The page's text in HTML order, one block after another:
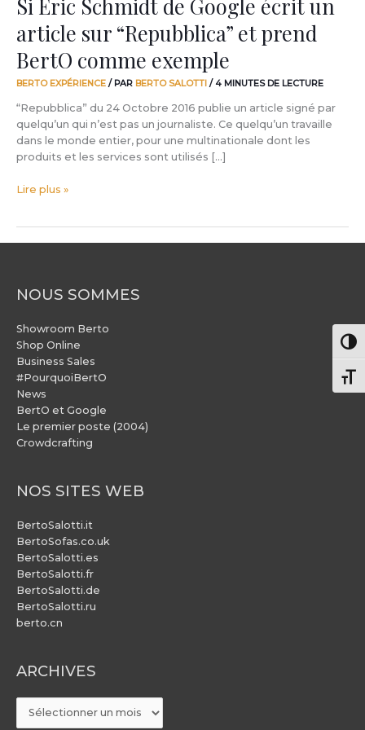
Si Eric Schmidt de Google écrit un
article sur “Repubblica” et prend
BertO comme exemple
BERTO EXPÉRIENCE / PAR BERTO SALOTTI /4 MINUTES DE LECTURE
“Repubblica” du 24 Octobre 2016 publie un article signé par
quelqu’un qui n’est pas un journaliste. Ce quelqu’un travaille
dans le monde entier, pour une multinationale dont les
produits et les services sont utilisés […]
comme
exemple
Lire plus »
NOUS SOMMES
Showroom Berto
Shop Online
Business Sales
#PourquoiBertO
News
BertO et Google
Le premier poste (2004)
Crowdcrafting
NOS SITES WEB
BertoSalotti.it
BertoSofas.co.uk
BertoSalotti.es
BertoSalotti.fr
BertoSalotti.de
BertoSalotti.ru
berto.cn
ARCHIVES
ARCHIVES